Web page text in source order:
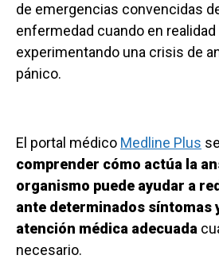
de emergencias convencidas
enfermedad cuando en
experimentando una crisis de
pánico.
El portal médico Medline Plus
comprender cómo actúa la
organismo puede ayudar a
ante determinados síntomas
atención médica adecuada
necesario.